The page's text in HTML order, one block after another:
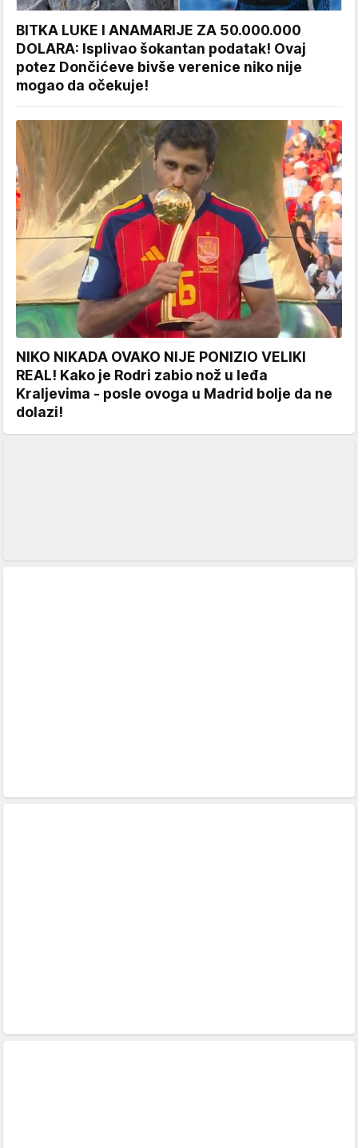
BITKA LUKE I ANAMARIJE ZA 50.000.000
DOLARA: Isplivao šokantan podatak! Ovaj
potez Dončićeve bivše verenice niko nije
mogao da očekuje!
NIKO NIKADA OVAKO NIJE PONIZIO VELIKI
REAL! Kako je Rodri zabio nož u leđa
Kraljevima - posle ovoga u Madrid bolje da ne
dolazi!